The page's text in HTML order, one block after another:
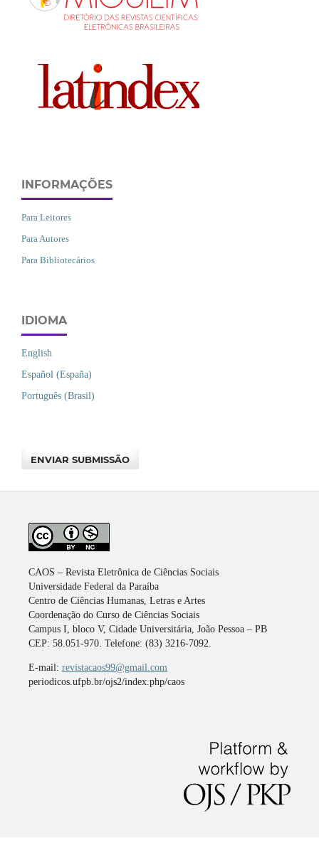
INFORMAÇÕES
Para Leitores
Para Autores
Para Bibliotecários
IDIOMA
English
Español (España)
Português (Brasil)
ENVIAR SUBMISSÃO
CAOS – Revista Eletrônica de Ciências Sociais
Universidade Federal da Paraíba
Centro de Ciências Humanas, Letras e Artes
Coordenação do Curso de Ciências Sociais
Campus I, bloco V, Cidade Universitária, João Pessoa – PB
CEP: 58.051-970. Telefone: (83) 3216-7092.
E-mail: revistacaos99@gmail.com
periodicos.ufpb.br/ojs2/index.php/caos